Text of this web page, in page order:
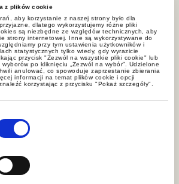
z plików cookie
aby korzystanie z naszej strony było dla
dlatego wykorzystujemy różne pliki
są niezbędne ze względów technicznych, aby
strony internetowej. Inne są wykorzystywane do
przy tym ustawienia użytkowników i
statystycznych tylko wtedy, gdy wyrazicie
przycisk "Zezwól na wszystkie pliki cookie" lub
po kliknięciu „Zezwól na wybór”. Udzielone
anulować, co spowoduje zaprzestanie zbierania
informacji na temat plików cookie i opcji
korzystając z przycisku "Pokaż szczegóły".
den vorstehenden
die betroffene Person
sich aus der DSGVO
gegenüber jedem
Verantwortlichen
haben eine